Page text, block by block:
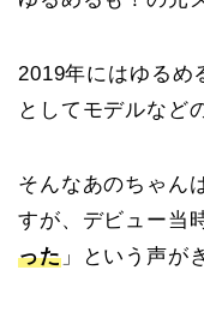
2019年にはゆるめ
としてモデルなど
そんなあのちゃん
すが、デビュー当
った」という声が